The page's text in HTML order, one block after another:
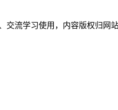
交流学习使用，内容版权归